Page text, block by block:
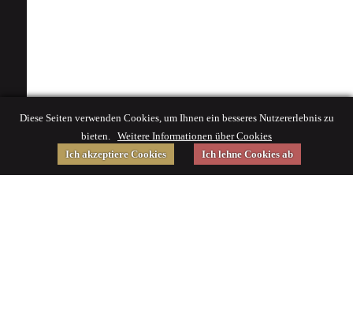
Diese Seiten verwenden Cookies, um Ihnen ein besseres Nutzererlebnis zu
bieten. Weitere Informationen über Cookies
Ich akzeptiere Cookies
Ich lehne Cookies ab